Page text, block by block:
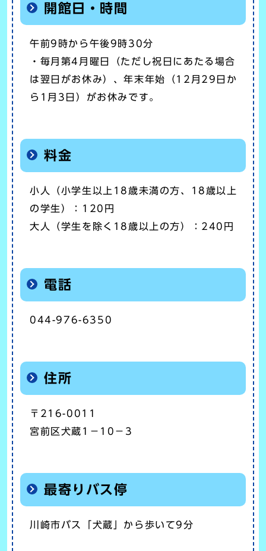
開館日・時間
午前9時から午後9時30分
・毎月第4月曜日（ただし祝日にあたる場合
は翌日がお休み）、年末年始（12月29日か
ら1月3日）がお休みです。
料金
小人（小学生以上18歳未満の方、18歳以上
の学生）：120円
大人（学生を除く18歳以上の方）：240円
電話
044-976-6350
住所
〒216-0011
宮前区犬蔵1－10－3
最寄りバス停
川崎市バス「犬蔵」から歩いて9分